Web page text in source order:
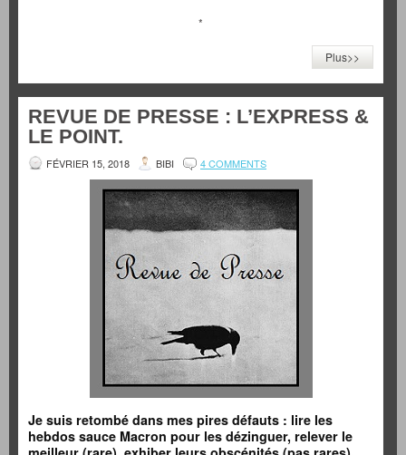
*
Plus>>
REVUE DE PRESSE : L’EXPRESS &
LE POINT.
FÉVRIER 15, 2018 BIBI 4 COMMENTS
Je suis retombé dans mes pires défauts : lire les
hebdos sauce Macron pour les dézinguer, relever le